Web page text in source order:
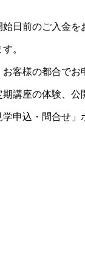
日前のご入金を
。
客様の都合でお
講座の体験、公
申込・問合せ」